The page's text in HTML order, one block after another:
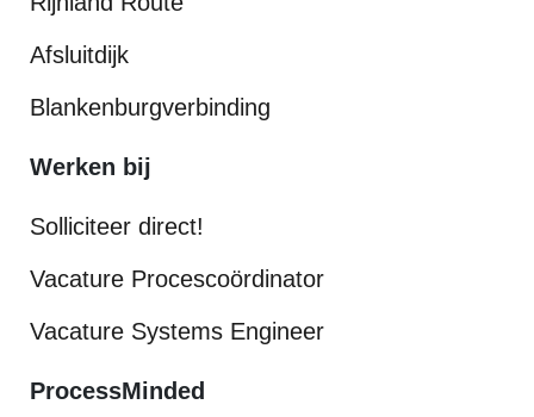
Afsluitdijk
Blankenburgverbinding
Werken bij
Solliciteer direct!
Vacature Procescoördinator
Vacature Systems Engineer
ProcessMinded